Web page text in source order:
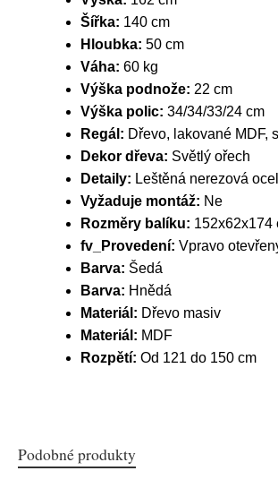
Šířka: 140 cm
Hloubka: 50 cm
Váha: 60 kg
Výška podnože: 22 cm
Výška polic: 34/34/33/24 cm
Regál: Dřevo, lakované MDF,
Dekor dřeva: Světlý ořech
Detaily: Leštěná nerezová
Vyžaduje montáž: Ne
Rozměry balíku: 152x62x174
fv_Provedení: Vpravo
Barva: Šedá
Barva: Hnědá
Materiál: Dřevo masiv
Materiál: MDF
Rozpětí: Od 121 do 150 cm
Podobné produkty